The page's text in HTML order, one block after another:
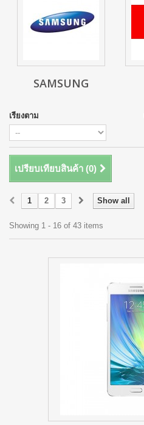
SAMSUNG
เรียงตาม
เปรียบเทียบสินค้า (0)
Show all
1 2 3
Showing 1 - 16 of 43 items